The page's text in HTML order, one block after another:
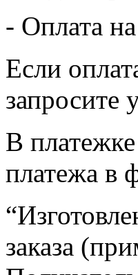
- Оплата
Если
запросите
В платежке
платежа в
заказа